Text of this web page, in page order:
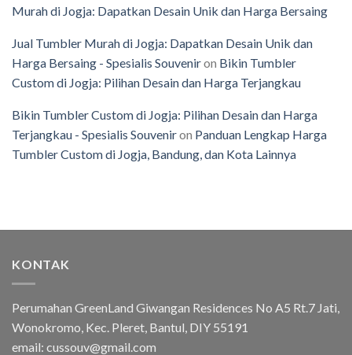
Murah di Jogja: Dapatkan Desain Unik dan Harga Bersaing
Jual Tumbler Murah di Jogja: Dapatkan Desain Unik dan
Harga Bersaing - Spesialis Souveniron Bikin Tumbler
Custom di Jogja: Pilihan Desain dan Harga Terjangkau
Bikin Tumbler Custom di Jogja: Pilihan Desain dan Harga
Terjangkau - Spesialis Souveniron Panduan Lengkap Harga
Tumbler Custom di Jogja, Bandung, dan Kota Lainnya
KONTAK
Perumahan GreenLand Giwangan Residences No A5 Rt.7 Jati,
Wonokromo, Kec. Pleret, Bantul, DIY 55191
email: cussouv@gmail.com